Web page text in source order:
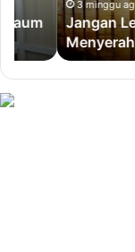
Menyerah
dalam
Ketaatan
3 minggu ago
Jangan Lelah
Menyerah